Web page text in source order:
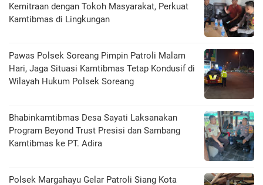
Kemitraan dengan Tokoh Masyarakat, Perkuat
Kamtibmas di Lingkungan
Pawas Polsek Soreang Pimpin Patroli Malam
Hari, Jaga Situasi Kamtibmas Tetap Kondusif di
Wilayah Hukum Polsek Soreang
Bhabinkamtibmas Desa Sayati Laksanakan
Program Beyond Trust Presisi dan Sambang
Kamtibmas ke PT. Adira
Polsek Margahayu Gelar Patroli Siang Kota